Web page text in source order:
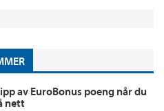
av EuroBonus poeng når du
nett